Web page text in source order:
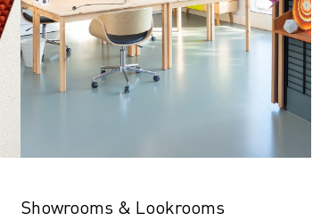
Showrooms & Lookrooms